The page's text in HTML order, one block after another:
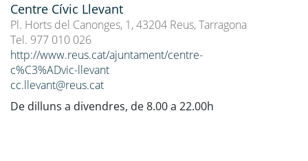
Centre Cívic Llevant
Pl. Horts del Canonges, 1, 43204 Reus, Tarragona
Tel. 977 010 026
http://www.reus.cat/ajuntament/centre-
c%C3%ADvic-llevant
cc.llevant@reus.cat
De dilluns a divendres, de 8.00 a 22.00h